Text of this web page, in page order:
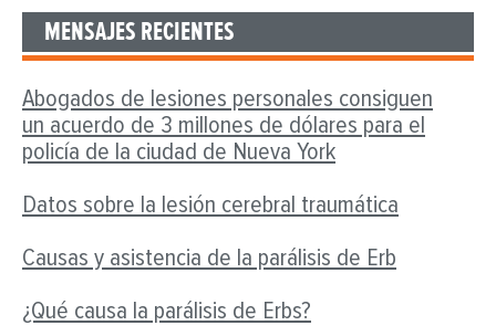
MENSAJES RECIENTES
Abogados de lesiones personales consiguen
un acuerdo de 3 millones de dólares para el
policía de la ciudad de Nueva York
Datos sobre la lesión cerebral traumática
Causas y asistencia de la parálisis de Erb
¿Qué causa la parálisis de Erbs?